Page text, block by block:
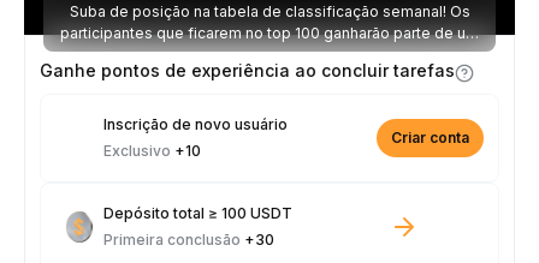
Suba de posição na tabela de classificação semanal! Os
participantes que ficarem no top 100 ganharão parte de um
prêmio de 2.500 USDT toda semana.
Ganhe pontos de experiência ao concluir tarefas
Inscrição de novo usuário
Exclusivo +10
Criar conta
Depósito total ≥ 100 USDT
Primeira conclusão +30